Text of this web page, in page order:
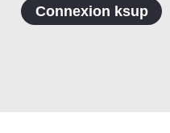
Connexion ksup